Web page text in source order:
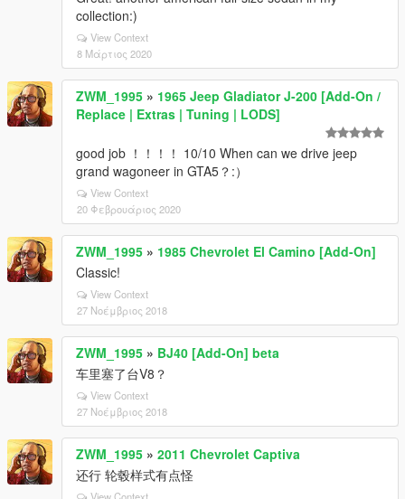
collection:)
View Context
8 Μάρτιος 2020
ZWM_1995 » 1965 Jeep Gladiator J-200 [Add-On /
Replace | Extras | Tuning | LODS]
good job ！！！！ 10/10 When can we drive jeep
grand wagoneer in GTA5？:）
View Context
20 Φεβρουάριος 2020
ZWM_1995 » 1985 Chevrolet El Camino [Add-On]
Classic!
View Context
27 Νοέμβριος 2018
ZWM_1995 » BJ40 [Add-On] beta
车里塞了台V8？
View Context
27 Νοέμβριος 2018
ZWM_1995 » 2011 Chevrolet Captiva
还行 轮毂样式有点怪